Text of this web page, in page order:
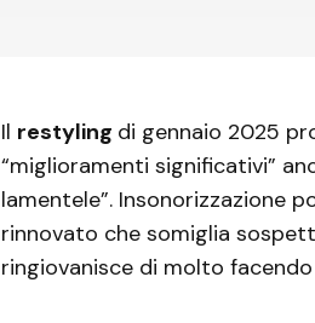
Il restyling di gennaio 2025
“miglioramenti significativi”
lamentele”. Insonorizzazione
rinnovato che somiglia
ringiovanisce di molto